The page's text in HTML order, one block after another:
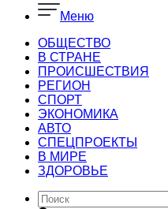
Меню
ОБЩЕСТВО
В СТРАНЕ
ПРОИСШЕСТВИЯ
РЕГИОН
CПОРТ
ЭКОНОМИКА
АВТО
СПЕЦПРОЕКТЫ
В МИРЕ
ЗДОРОВЬЕ